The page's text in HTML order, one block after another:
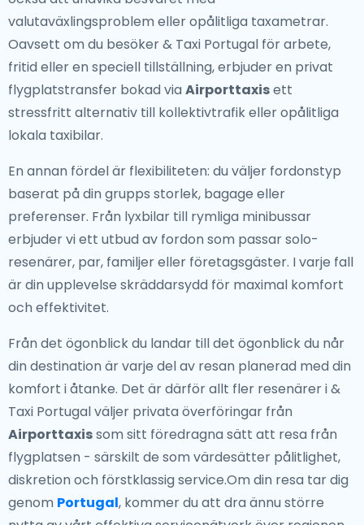
valutaväxlingsproblem eller opålitliga taxametrar.
Oavsett om du besöker & Taxi Portugal för arbete,
fritid eller en speciell tillställning, erbjuder en privat
flygplatstransfer bokad via Airporttaxisett
stressfritt alternativ till kollektivtrafik eller opålitliga
lokala taxibilar.
En annan fördel är flexibiliteten: du väljer fordonstyp
baserat på din grupps storlek, bagage eller
preferenser. Från lyxbilar till rymliga minibussar
erbjuder vi ett utbud av fordon som passar solo-
resenärer, par, familjer eller företagsgäster. I varje fall
är din upplevelse skräddarsydd för maximal komfort
och effektivitet.
Från det ögonblick du landar till det ögonblick du når
din destination är varje del av resan planerad med din
komfort i åtanke. Det är därför allt fler resenärer i &
Taxi Portugal väljer privata överföringar från
Airporttaxissom sitt föredragna sätt att resa från
flygplatsen - särskilt de som värdesätter pålitlighet,
diskretion och förstklassig service.Om din resa tar dig
genom Portugal, kommer du att dra ännu större